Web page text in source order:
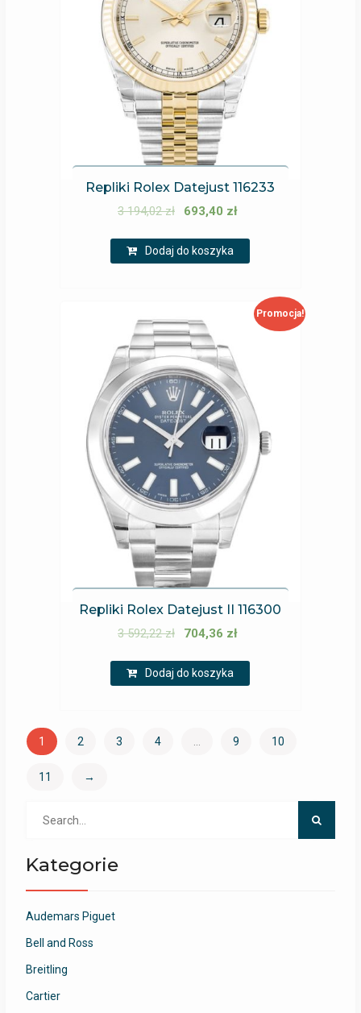
Repliki Rolex Datejust 116233
3 194,02zł 693,40 zł
Dodaj do koszyka
Promocja!
Repliki Rolex Datejust II 116300
3 592,22zł 704,36 zł
Dodaj do koszyka
1 2 3 4 9 10
11 →
Kategorie
Audemars Piguet
Bell and Ross
Breitling
Cartier